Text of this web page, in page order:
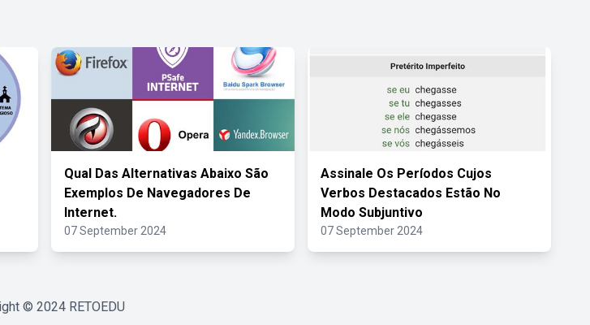
Qual Das Alternativas Abaixo São
Exemplos De Navegadores De
Internet.
07 September 2024
Assinale Os Períodos Cujos
Verbos Destacados Estão No
Modo Subjuntivo
07 September 2024
© 2024 RETOEDU